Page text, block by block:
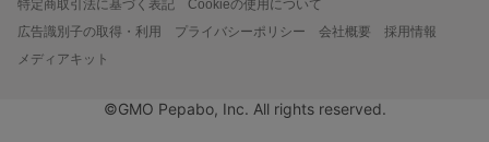
特定商取引法に基づく表記
Cookieの使用について
広告識別子の取得・利用
プライバシーポリシー 会社概要
採用情報
メディアキット
©GMO Pepabo, Inc. All rights reserved.